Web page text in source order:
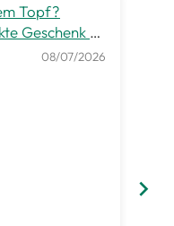
Topf?
Geschenk zu
08/07/2026